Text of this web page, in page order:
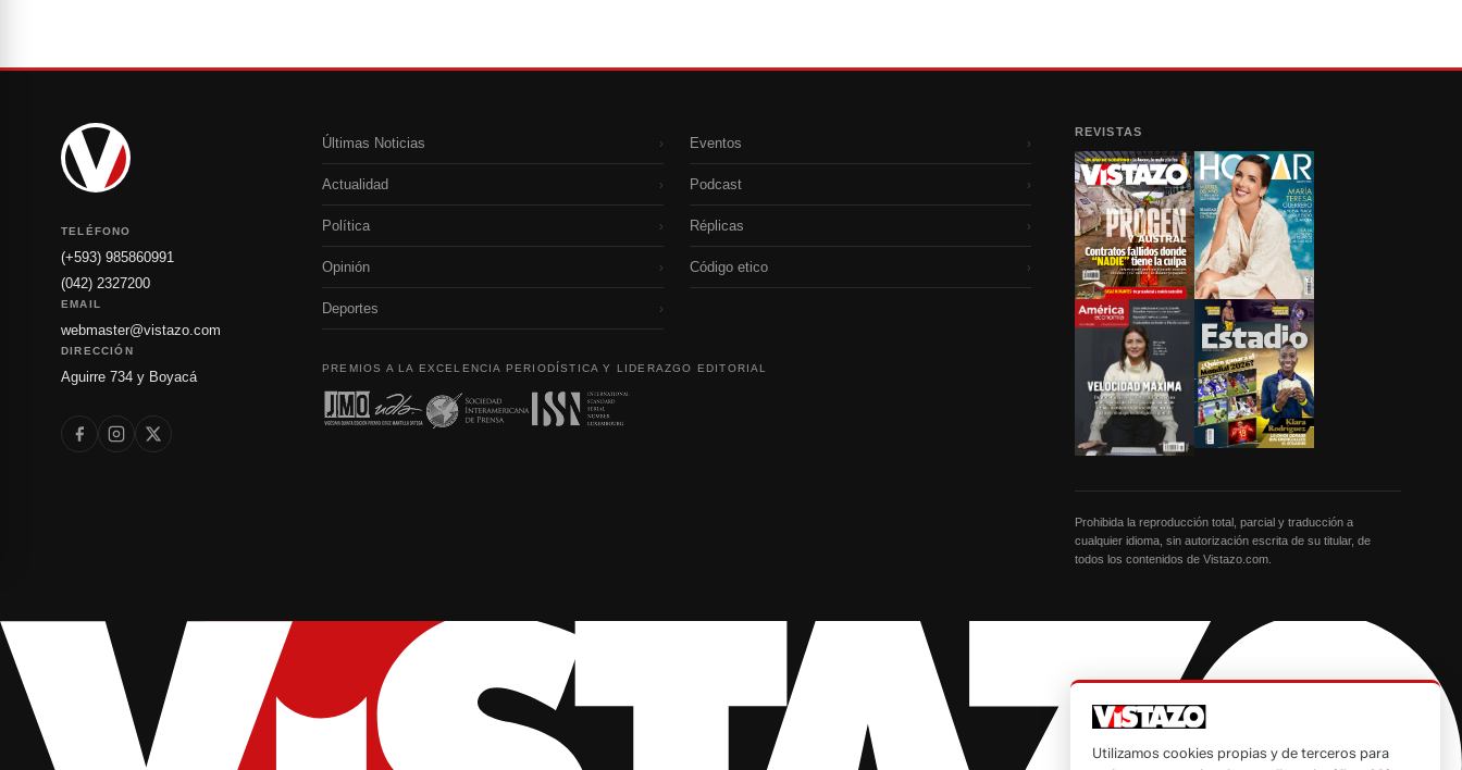
TELÉFONO
(+593) 985860991
(042) 2327200
EMAIL
webmaster@vistazo.com
DIRECCIÓN
Aguirre 734 y Boyacá
Últimas Noticias ›
Actualidad ›
Política ›
Opinión ›
Deportes ›
Eventos ›
Podcast ›
Réplicas ›
Código etico ›
PREMIOS A LA EXCELENCIA PERIODÍSTICA Y LIDERAZGO EDITORIAL
REVISTAS
Prohibida la reproducción total, parcial y traducción a
cualquier idioma, sin autorización escrita de su titular, de
todos los contenidos de Vistazo.com.
Utilizamos cookies propias y de terceros para